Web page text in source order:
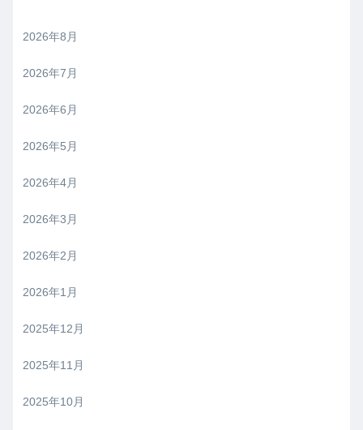
2026年8月
2026年7月
2026年6月
2026年5月
2026年4月
2026年3月
2026年2月
2026年1月
2025年12月
2025年11月
2025年10月